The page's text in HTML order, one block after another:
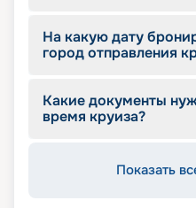
На какую дату
город отправления
Какие документы
время круиза?
Показать